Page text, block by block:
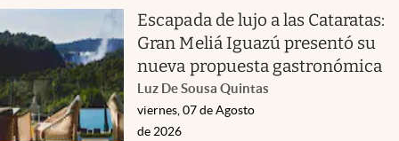
Escapada de lujo a las Cataratas:
Gran Meliá Iguazú presentó su
nueva propuesta gastronómica
Luz De Sousa Quintas
viernes, 07 de Agosto
de 2026